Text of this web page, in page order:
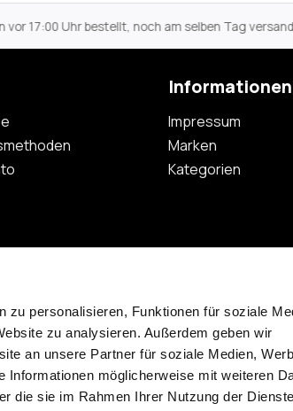
zu personalisieren, Funktionen für soziale
zu analysieren. Außerdem geben wir
an unsere Partner für soziale Medien,
Informationen möglicherweise mit weiteren
die sie im Rahmen Ihrer Nutzung der Dienste
selben Tag versandt Persönlicher Service
Informationen
Impressum
Marken
Kategorien
Abonnieren